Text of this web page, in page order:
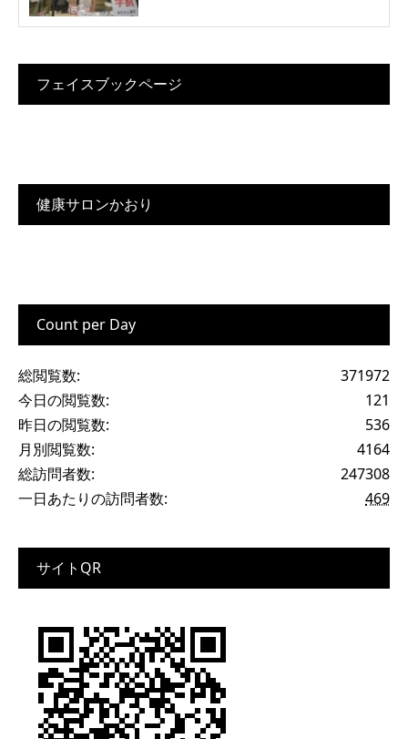
フェイスブックページ
健康サロンかおり
Count per Day
371972
総閲覧数:
121
今日の閲覧数:
536
昨日の閲覧数:
4164
月別閲覧数:
247308
総訪問者数:
469
一日あたりの訪問者数:
サイトQR